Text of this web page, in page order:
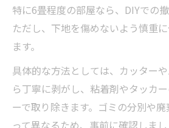
特に6畳程度の部屋なら、DIYでの
ただし、下地を傷めないよう慎重
ます。
具体的な方法としては、カッター
ら丁寧に剥がし、粘着剤やタッカ
ーで取り除きます。ゴミの分別や